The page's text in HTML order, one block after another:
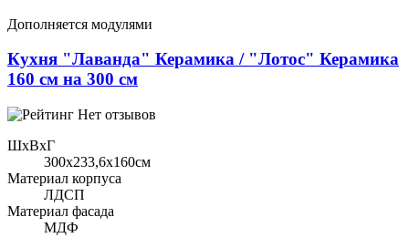
Дополняется модулями
Кухня "Лаванда" Керамика / "Лотос" Керамика
160 см на 300 см
Нет отзывов
ШхВхГ
300x233,6х160см
Материал корпуса
ЛДСП
Материал фасада
МДФ